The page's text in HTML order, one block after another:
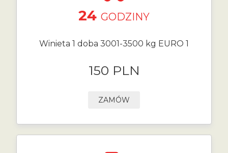
24 GODZINY
Winieta 1 doba 3001-3500 kg EURO 1
150 PLN
ZAMÓW